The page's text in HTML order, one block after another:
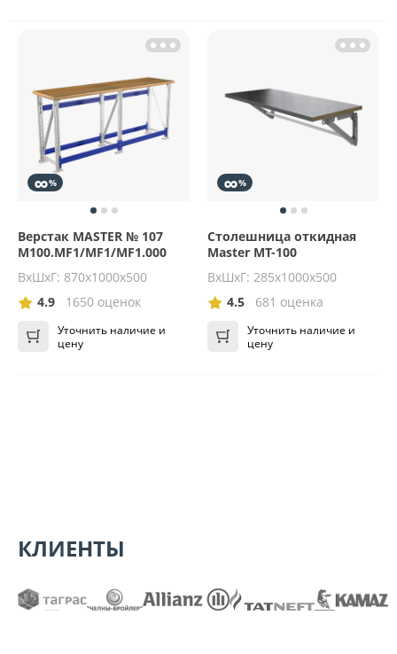
∞%
Верстак MASTER № 107
M100.MF1/MF1/MF1.000
ВхШхГ: 870х1000х500
4.9
1650 оценок
Уточнить наличие и
цену
∞%
Столешница откидная
Master MT-100
ВхШхГ: 285x1000x500
4.5
681 оценка
Уточнить наличие и
цену
КЛИЕНТЫ